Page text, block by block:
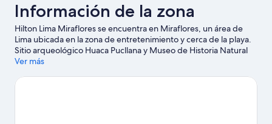
Información de la zona
Hilton Lima Miraflores se encuentra en Miraflores, un área de
Lima ubicada en la zona de entretenimiento y cerca de la playa.
Sitio arqueológico Huaca Pucllana y Museo de Historia Natural
son lugares culturales destacados, y los turistas que quieran ir
comercial Jockey Plaza. También puedes darte una vuelta por
Ver más